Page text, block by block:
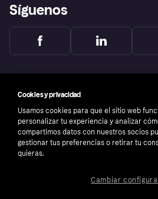
Síguenos
Cookies y privacidad
Usamos cookies para que el sitio web
personalizar tu experiencia y analizar
compartimos datos con nuestros socios
gestionar tus preferencias o retirar tu
quieras.
Cambiar